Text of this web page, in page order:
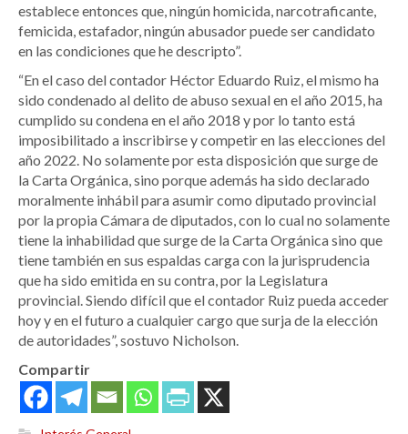
establece entonces que, ningún homicida, narcotraficante,
femicida, estafador, ningún abusador puede ser candidato
en las condiciones que he descripto”.
“En el caso del contador Héctor Eduardo Ruiz, el mismo ha
sido condenado al delito de abuso sexual en el año 2015, ha
cumplido su condena en el año 2018 y por lo tanto está
imposibilitado a inscribirse y competir en las elecciones del
año 2022. No solamente por esta disposición que surge de
la Carta Orgánica, sino porque además ha sido declarado
moralmente inhábil para asumir como diputado provincial
por la propia Cámara de diputados, con lo cual no solamente
tiene la inhabilidad que surge de la Carta Orgánica sino que
tiene también en sus espaldas carga con la jurisprudencia
que ha sido emitida en su contra, por la Legislatura
provincial. Siendo difícil que el contador Ruiz pueda acceder
hoy y en el futuro a cualquier cargo que surja de la elección
de autoridades”, sostuvo Nicholson.
Compartir